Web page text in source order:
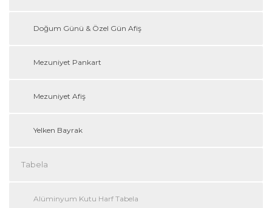
Doğum Günü & Özel Gün Afiş
Mezuniyet Pankart
Mezuniyet Afiş
Yelken Bayrak
Tabela
Alüminyum Kutu Harf Tabela